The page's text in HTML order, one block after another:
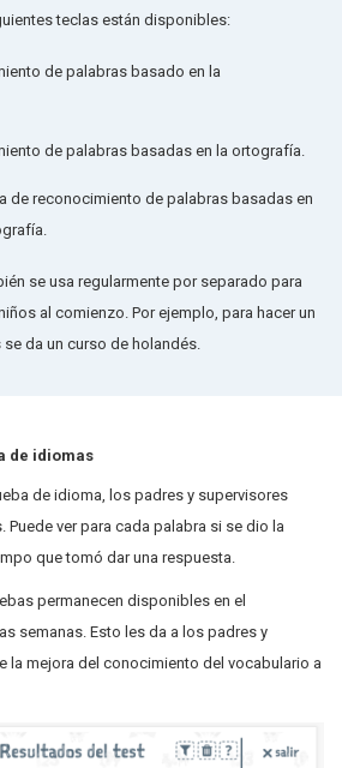
teclas están disponibles:
de palabras basado en la
de palabras basadas en la ortografía.
de reconocimiento de palabras basadas en
se usa regularmente por separado para
al comienzo. Por ejemplo, para hacer un
da un curso de holandés.
de idiomas
de idioma, los padres y supervisores
Puede ver para cada palabra si se dio la
que tomó dar una respuesta.
permanecen disponibles en el
semanas. Esto les da a los padres y
la mejora del conocimiento del vocabulario a